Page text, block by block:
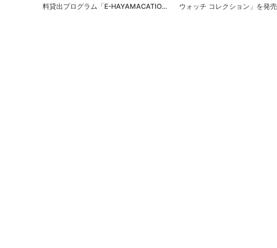
料貸出プログラム「e-HAYAMACATIO…
ウォッチ コレクション」を発売